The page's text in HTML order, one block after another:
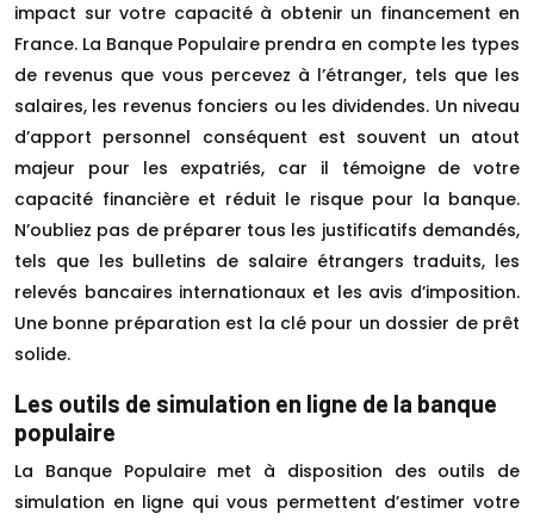
impact sur votre capacité à obtenir un financement en
France. La Banque Populaire prendra en compte les types
de revenus que vous percevez à l’étranger, tels que les
salaires, les revenus fonciers ou les dividendes. Un niveau
d’apport personnel conséquent est souvent un atout
majeur pour les expatriés, car il témoigne de votre
capacité financière et réduit le risque pour la banque.
N’oubliez pas de préparer tous les justificatifs demandés,
tels que les bulletins de salaire étrangers traduits, les
relevés bancaires internationaux et les avis d’imposition.
Une bonne préparation est la clé pour un dossier de prêt
solide.
Les outils de simulation en ligne de la banque
populaire
La Banque Populaire met à disposition des outils de
simulation en ligne qui vous permettent d’estimer votre